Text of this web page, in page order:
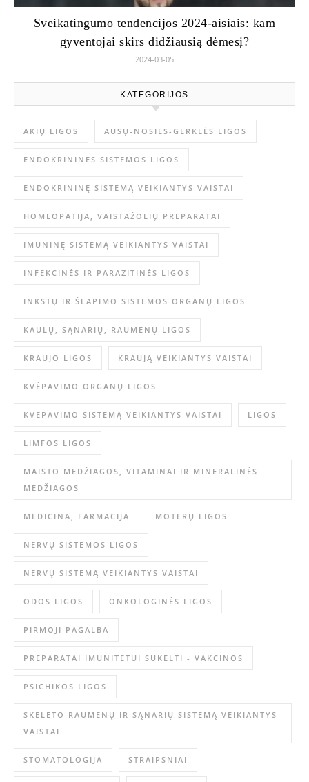
Sveikatingumo tendencijos 2024-aisiais: kam
gyventojai skirs didžiausią dėmesį?
2024-03-05
KATEGORIJOS
AKIŲ LIGOS AUSŲ-NOSIES-GERKLĖS LIGOS
ENDOKRININĖS SISTEMOS LIGOS
ENDOKRININĘ SISTEMĄ VEIKIANTYS VAISTAI
HOMEOPATIJA, VAISTAŽOLIŲ PREPARATAI
IMUNINĘ SISTEMĄ VEIKIANTYS VAISTAI
INFEKCINĖS IR PARAZITINĖS LIGOS
INKSTŲ IR ŠLAPIMO SISTEMOS ORGANŲ LIGOS
KAULŲ, SĄNARIŲ, RAUMENŲ LIGOS
KRAUJO LIGOS KRAUJĄ VEIKIANTYS VAISTAI
KVĖPAVIMO ORGANŲ LIGOS
KVĖPAVIMO SISTEMĄ VEIKIANTYS VAISTAI LIGOS
LIMFOS LIGOS
MAISTO MEDŽIAGOS, VITAMINAI IR MINERALINĖS
MEDŽIAGOS
MEDICINA, FARMACIJA MOTERŲ LIGOS
NERVŲ SISTEMOS LIGOS
NERVŲ SISTEMĄ VEIKIANTYS VAISTAI
ODOS LIGOS ONKOLOGINĖS LIGOS
PIRMOJI PAGALBA
PREPARATAI IMUNITETUI SUKELTI - VAKCINOS
PSICHIKOS LIGOS
SKELETO RAUMENŲ IR SĄNARIŲ SISTEMĄ VEIKIANTYS
VAISTAI
STOMATOLOGIJA STRAIPSNIAI